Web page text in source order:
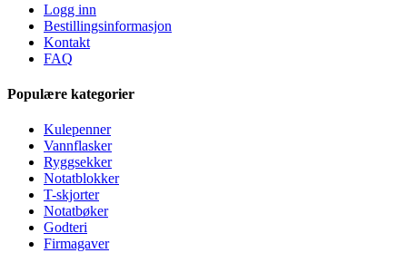
Logg inn
Bestillingsinformasjon
Kontakt
FAQ
Populære kategorier
Kulepenner
Vannflasker
Ryggsekker
Notatblokker
T-skjorter
Notatbøker
Godteri
Firmagaver